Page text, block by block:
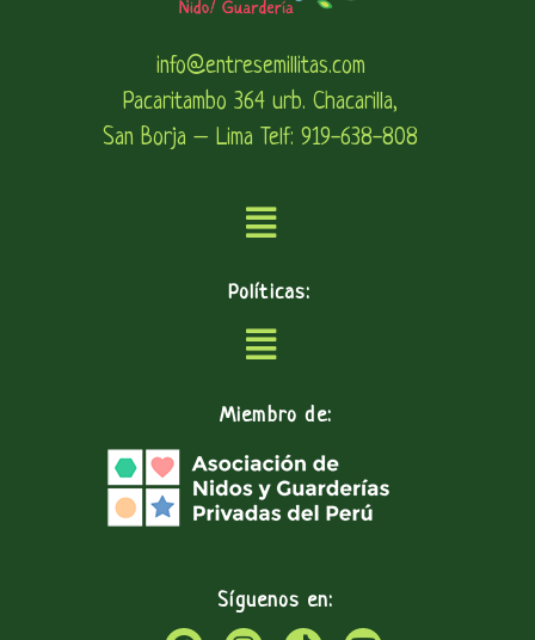
info@entresemillitas.com
Pacaritambo 364 urb. Chacarilla,
San Borja – Lima Telf: 919-638-808
Políticas:
Miembro de:
Síguenos en: